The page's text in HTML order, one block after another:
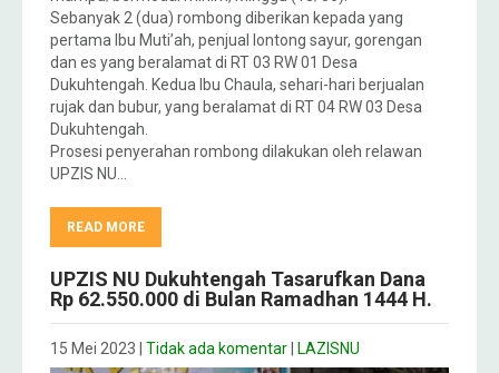
Sebanyak 2 (dua) rombong diberikan kepada yang
pertama Ibu Muti’ah, penjual lontong sayur, gorengan
dan es yang beralamat di RT 03 RW 01 Desa
Dukuhtengah. Kedua Ibu Chaula, sehari-hari berjualan
rujak dan bubur, yang beralamat di RT 04 RW 03 Desa
Dukuhtengah.
Prosesi penyerahan rombong dilakukan oleh relawan
UPZIS NU…
READ MORE
UPZIS NU Dukuhtengah Tasarufkan Dana
Rp 62.550.000 di Bulan Ramadhan 1444 H.
15 Mei 2023 Tidak ada komentar LAZISNU